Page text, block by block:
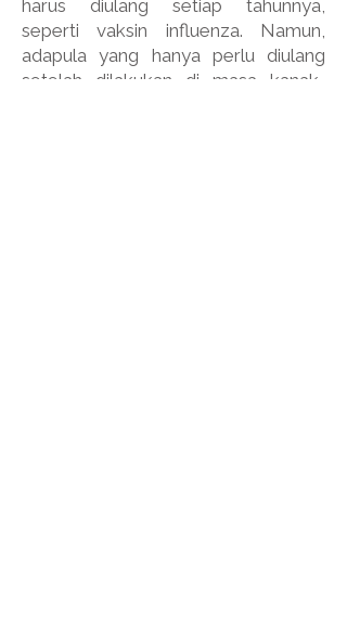
harus diulang setiap tahunnya,
seperti vaksin influenza. Namun,
adapula yang hanya perlu diulang
setelah dilakukan di masa kanak-